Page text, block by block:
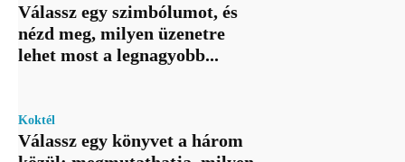
Válassz egy szimbólumot, és
nézd meg, milyen üzenetre
lehet most a legnagyobb...
Koktél
Válassz egy könyvet a három